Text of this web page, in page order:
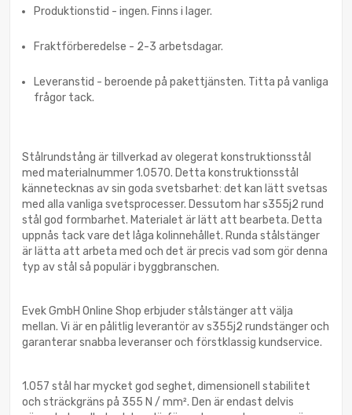
Produktionstid - ingen. Finns i lager.
Fraktförberedelse - 2-3 arbetsdagar.
Leveranstid - beroende på pakettjänsten. Titta på vanliga
frågor tack.
Stålrundstång är tillverkad av olegerat konstruktionsstål
med materialnummer 1.0570. Detta konstruktionsstål
kännetecknas av sin goda svetsbarhet: det kan lätt svetsas
med alla vanliga svetsprocesser. Dessutom har s355j2 rund
stål god formbarhet. Materialet är lätt att bearbeta. Detta
uppnås tack vare det låga kolinnehållet. Runda stålstänger
är lätta att arbeta med och det är precis vad som gör denna
typ av stål så populär i byggbranschen.
Evek GmbH Online Shop erbjuder stålstänger att välja
mellan. Vi är en pålitlig leverantör av s355j2 rundstänger och
garanterar snabba leveranser och förstklassig kundservice.
1.057 stål har mycket god seghet, dimensionell stabilitet
och sträckgräns på 355 N / mm². Den är endast delvis